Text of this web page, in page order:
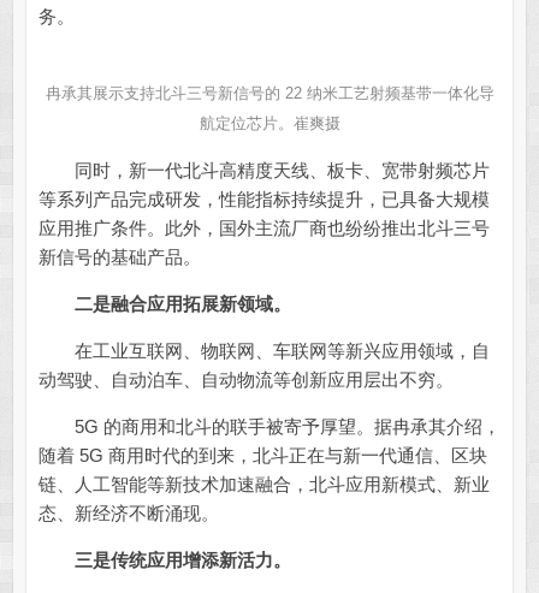
务。
冉承其展示支持北斗三号新信号的 22 纳米工艺射频基带一体化导
航定位芯片。崔爽摄
同时，新一代北斗高精度天线、板卡、宽带射频芯片
等系列产品完成研发，性能指标持续提升，已具备大规模
应用推广条件。此外，国外主流厂商也纷纷推出北斗三号
新信号的基础产品。
二是融合应用拓展新领域。
在工业互联网、物联网、车联网等新兴应用领域，自
动驾驶、自动泊车、自动物流等创新应用层出不穷。
5G 的商用和北斗的联手被寄予厚望。据冉承其介绍，
随着 5G 商用时代的到来，北斗正在与新一代通信、区块
链、人工智能等新技术加速融合，北斗应用新模式、新业
态、新经济不断涌现。
三是传统应用增添新活力。